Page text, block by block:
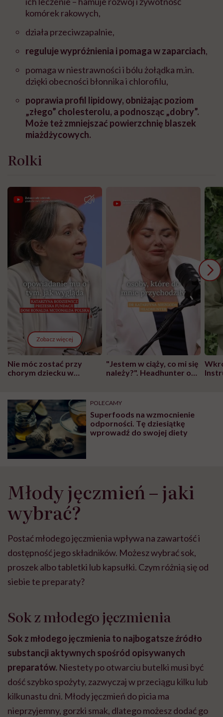
komórek rakowych,
działa przeciwzapalnie,
reguluje wypróżnienia i pomaga w zaparciach,
pomaga w niestrawności i bólu żołądka m.in.
dzięki obecności błonnika i chlorofilu,
poprawia profil lipidowy, obniżając poziom
„złego” cholesterolu, a podnosząc „dobry”.
Może też zmniejszać powierzchnię blaszek
miażdżycowych.
Rolki
Zobacz więcej
Nie móc zostać przy
chorym dziecku w
może chyba tylko
głupota i brak
wyobraźni"
"Jestem w ciąży, co mi się
należy?". Headhunter o
pracy
POLECAMY
Superfoods na wzmocnienie
odporności. Tę dziesiątkę
wprowadź do swojej diety
Młody jęczmień – jaki
wybrać?
Postać młodego jęczmienia wpływa na zawartość i
dostępność jego składników. Możesz wybrać sok,
proszek albo tabletki lub kapsułki. Czym różnią się od
siebie te preparaty?
Sok z młodego jęczmienia
Sok z młodego jęczmienia to najbogatsze źródło
substancji aktywnych spośród opisywanych
preparatów. Niestety po otwarciu butelki musi być
dość szybko spożyty, zazwyczaj w przeciągu kilku lub
kilkunastu dni. Młody jęczmień do picia ma
nieprzyjemny, gorzki smak, dlatego możesz dodać go